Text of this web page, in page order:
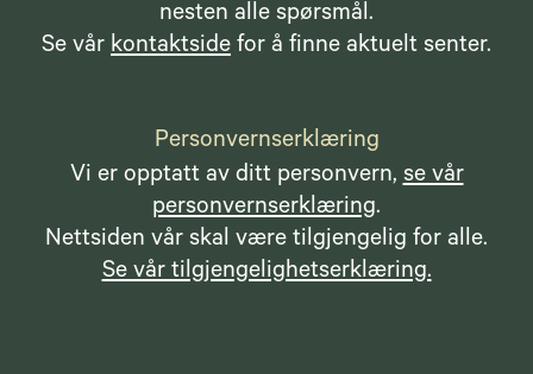
nesten alle spørsmål.
Se vår kontaktside for å finne aktuelt senter.
Personvernserklæring
Vi er opptatt av ditt personvern,se vår
personvernserklæring.
Nettsiden vår skal være tilgjengelig for alle.
Se vår tilgjengelighetserklæring.